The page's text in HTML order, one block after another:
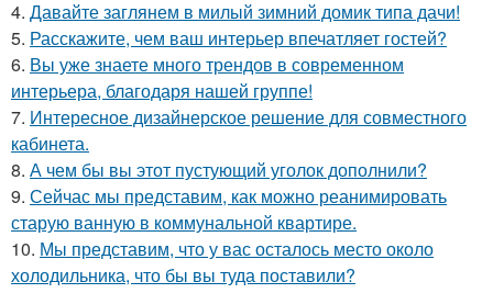
4. Давайте заглянем в милый зимний домик типа дачи!
5. Расскажите, чем ваш интерьер впечатляет гостей?
6. Вы уже знаете много трендов в современном
интерьера, благодаря нашей группе!
7. Интересное дизайнерское решение для совместного
кабинета.
8. А чем бы вы этот пустующий уголок дополнили?
9. Сейчас мы представим, как можно реанимировать
старую ванную в коммунальной квартире.
10. Мы представим, что у вас осталось место около
холодильника, что бы вы туда поставили?